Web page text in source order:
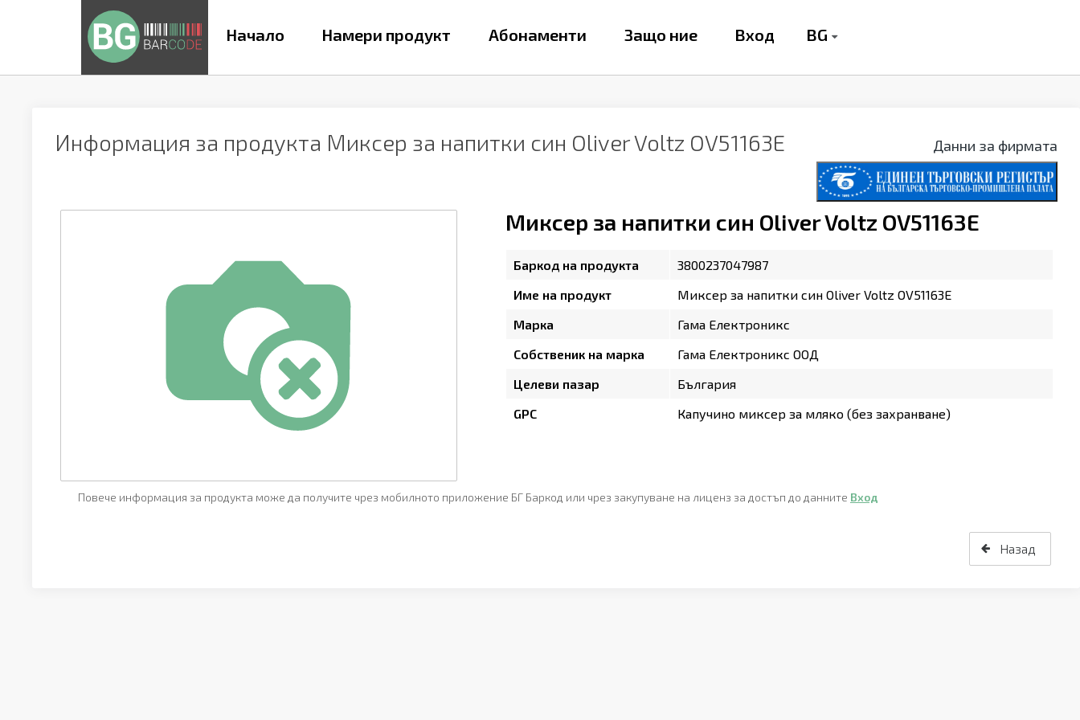
Начало Намери продукт Абонаменти Защо ние Вход BG
Информация за продукта Миксер за напитки син Oliver Voltz OV51163E Данни за фирмата
Миксер за напитки син Oliver Voltz OV51163E
Баркод на продукта
3800237047987
Име на продукт
Миксер за напитки син Oliver Voltz OV51163E
Марка
Гама Електроникс
Собственик на марка
Гама Електроникс ООД
Целеви пазар
България
GPC
Капучино миксер за мляко (без захранване)
Повече информация за продукта може да получите чрез мобилното приложение БГ Баркод или чрез закупуване на лиценз за достъп до данните Вход
Назад